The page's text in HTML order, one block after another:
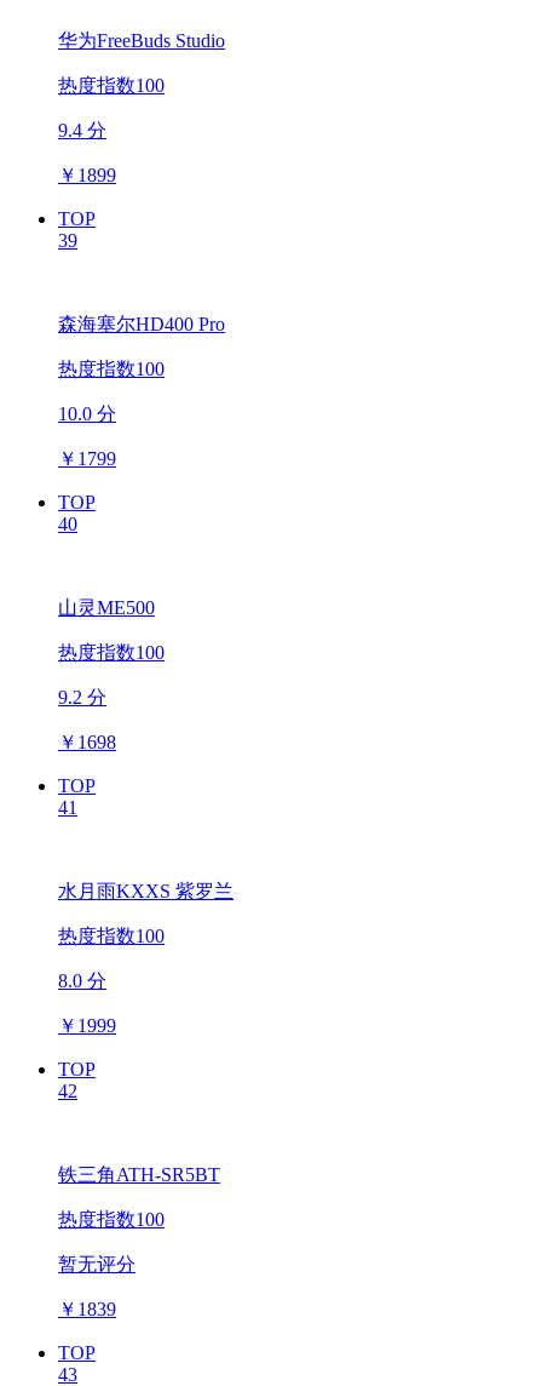
华为FreeBuds Studio
热度指数100
9.4 分
￥ 1899
TOP
39
森海塞尔HD400 Pro
热度指数100
10.0 分
￥ 1799
TOP
40
山灵ME500
热度指数100
9.2 分
￥ 1698
TOP
41
水月雨KXXS 紫罗兰
热度指数100
8.0 分
￥ 1999
TOP
42
铁三角ATH-SR5BT
热度指数100
暂无评分
￥ 1839
TOP
43